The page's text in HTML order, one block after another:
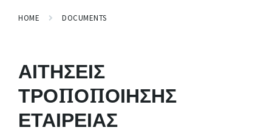
HOME DOCUMENTS
ΑΙΤΗΣΕΙΣ
ΤΡΟΠΟΠΟΙΗΣΗΣ
ΕΤΑΙΡΕΙΑΣ